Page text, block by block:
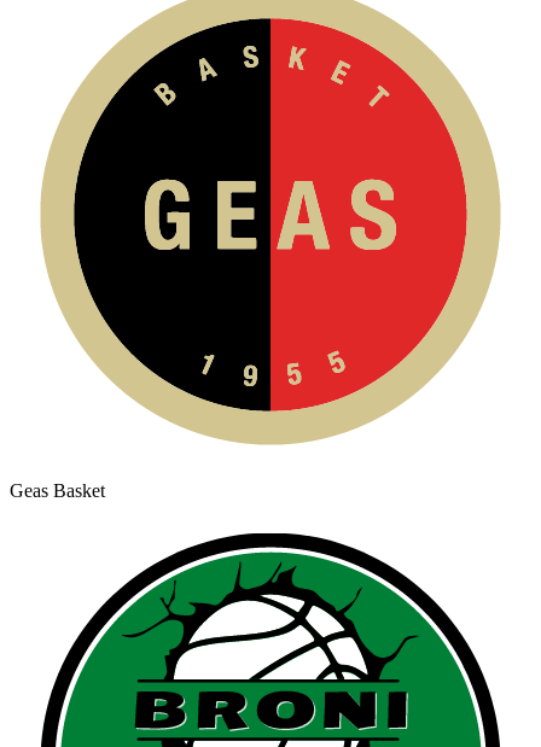
Geas Basket